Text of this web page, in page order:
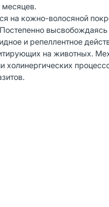
на кожно-волосяной
и репеллентное
на животных.
холинергических